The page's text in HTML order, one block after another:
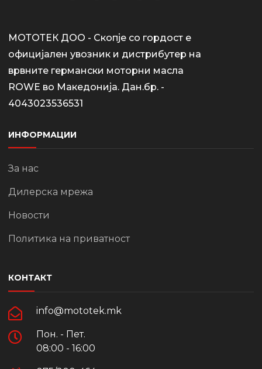
МОТОТЕК ДОО - Скопје со гордост е
официјален увозник и дистрибутер на
врвните германски моторни масла
ROWE во Македонија. Дан.бр. -
4043023536531
ИНФОРМАЦИИ
За нас
Дилерска мрежа
Новости
Политика на приватност
КОНТАКТ
info@mototek.mk
Пон. - Пет.
08:00 - 16:00